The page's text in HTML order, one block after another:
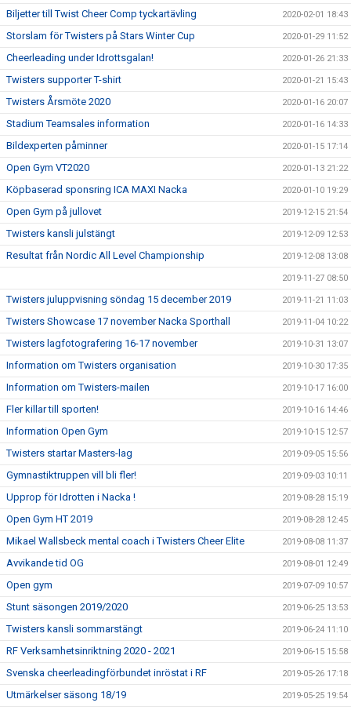
Biljetter till Twist Cheer Comp tyckartävling 2020-02-01 18:43
Storslam för Twisters på Stars Winter Cup 2020-01-29 11:52
Cheerleading under Idrottsgalan! 2020-01-26 21:33
Twisters supporter T-shirt 2020-01-21 15:43
Twisters Årsmöte 2020 2020-01-16 20:07
Stadium Teamsales information 2020-01-16 14:33
Bildexperten påminner 2020-01-15 17:14
Open Gym VT2020 2020-01-13 21:22
Köpbaserad sponsring ICA MAXI Nacka 2020-01-10 19:29
Open Gym på jullovet 2019-12-15 21:54
Twisters kansli julstängt 2019-12-09 12:53
Resultat från Nordic All Level Championship 2019-12-08 13:08
2019-11-27 08:50
Twisters juluppvisning söndag 15 december 2019 2019-11-21 11:03
Twisters Showcase 17 november Nacka Sporthall 2019-11-04 10:22
Twisters lagfotografering 16-17 november 2019-10-31 13:07
Information om Twisters organisation 2019-10-30 17:35
Information om Twisters-mailen 2019-10-17 16:00
Fler killar till sporten! 2019-10-16 14:46
Information Open Gym 2019-10-15 12:57
Twisters startar Masters-lag 2019-09-05 15:56
Gymnastiktruppen vill bli fler! 2019-09-03 10:11
Upprop för Idrotten i Nacka ! 2019-08-28 15:19
Open Gym HT 2019 2019-08-28 12:45
Mikael Wallsbeck mental coach i Twisters Cheer Elite 2019-08-08 11:37
Avvikande tid OG 2019-08-01 12:49
Open gym 2019-07-09 10:57
Stunt säsongen 2019/2020 2019-06-25 13:53
Twisters kansli sommarstängt 2019-06-24 11:10
RF Verksamhetsinriktning 2020 - 2021 2019-06-15 15:58
Svenska cheerleadingförbundet inröstat i RF 2019-05-26 17:18
Utmärkelser säsong 18/19 2019-05-25 19:54